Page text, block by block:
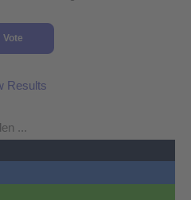
Results
...